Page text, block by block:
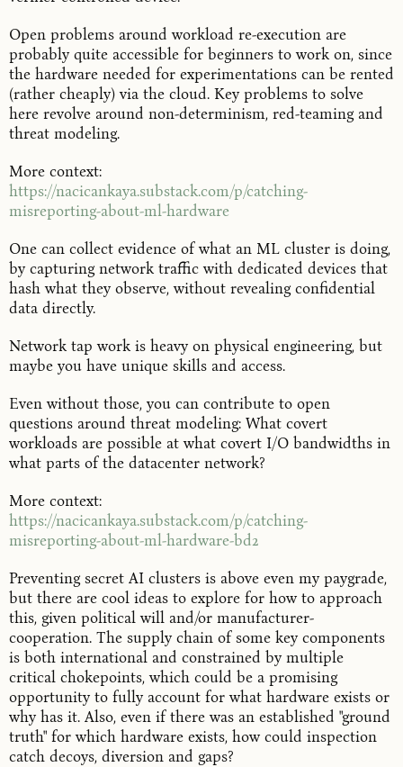
Open problems around workload re-execution are
probably quite accessible for beginners to work on, since
the hardware needed for experimentations can be rented
(rather cheaply) via the cloud. Key problems to solve
here revolve around non-determinism, red-teaming and
threat modeling.
More context:
https://nacicankaya.substack.com/p/catching-
misreporting-about-ml-hardware
One can collect evidence of what an ML cluster is doing,
by capturing network traffic with dedicated devices that
hash what they observe, without revealing confidential
data directly.
Network tap work is heavy on physical engineering, but
maybe you have unique skills and access.
Even without those, you can contribute to open
questions around threat modeling: What covert
workloads are possible at what covert I/O bandwidths in
what parts of the datacenter network?
More context:
https://nacicankaya.substack.com/p/catching-
misreporting-about-ml-hardware-bd2
Preventing secret AI clusters is above even my paygrade,
but there are cool ideas to explore for how to approach
this, given political will and/or manufacturer-
cooperation. The supply chain of some key components
is both international and constrained by multiple
critical chokepoints, which could be a promising
opportunity to fully account for what hardware exists or
why has it. Also, even if there was an established "ground
truth" for which hardware exists, how could inspection
catch decoys, diversion and gaps?